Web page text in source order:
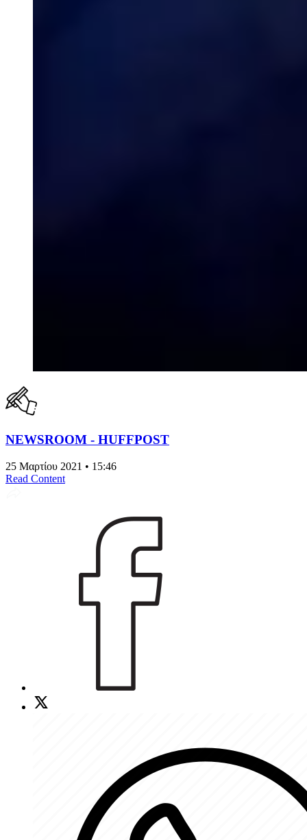
NEWSROOM - HUFFPOST
25 Μαρτίου 2021 • 15:46
Read Content